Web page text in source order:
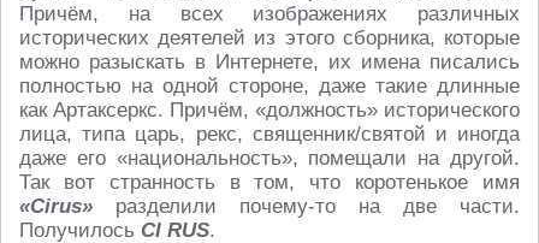
Причём, на всех изображениях различных
исторических деятелей из этого сборника, которые
можно разыскать в Интернете, их имена писались
полностью на одной стороне, даже такие длинные
как Артаксеркс. Причём, «должность» исторического
лица, типа царь, рекс, священник/святой и иногда
даже его «национальность», помещали на другой.
Так вот странность в том, что коротенькое имя
«Cirus» разделили почему-то на две части.
Получилось CI RUS.